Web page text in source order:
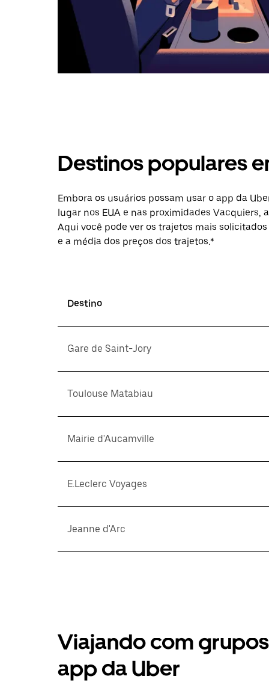
Destinos populares
Embora os usuários possam usar o app da
lugar nos EUA e nas proximidades
Aqui você pode ver os trajetos mais
e a média dos preços dos trajetos.*
Destino
Gare de Saint-Jory
Toulouse Matabiau
Mairie d'Aucamville
E.Leclerc Voyages
Jeanne d'Arc
Viajando com
app da Uber